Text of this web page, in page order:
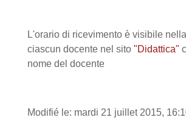
L'orario di ricevimento è visibile
ciascun docente nel sito "Didattica"
nome del docente
Modifié le: mardi 21 juillet 2015,